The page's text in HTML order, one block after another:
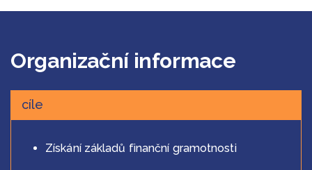
Organizační informace
cíle
cíle
Získání základů finanční gramotnosti